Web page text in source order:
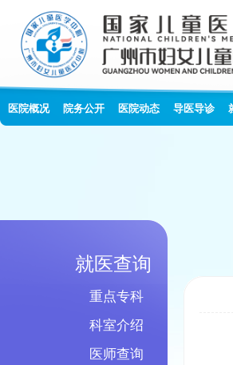
医院概况 院务公开 医院动态 导医导诊
就医查询
重点专科
科室介绍
医师查询